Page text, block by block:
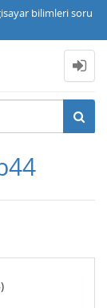
bilimleri soru